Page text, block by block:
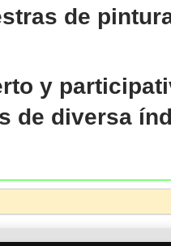
de
y
de diversa